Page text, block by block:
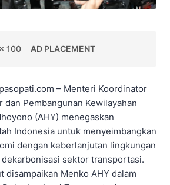
100 AD PLACEMENT
– Menteri Koordinator
Pembangunan Kewilayahan
(AHY) menegaskan
Indonesia untuk menyeimbangkan
dengan keberlanjutan lingkungan
sektor transportasi.
disampaikan Menko AHY dalam